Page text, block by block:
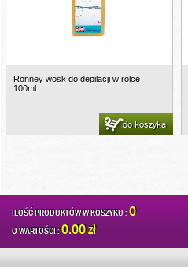
Ronney wosk do depilacji w rolce
100ml
do koszyka
ILOŚĆ PRODUKTÓW W KOSZYKU :0
O WARTOŚCI :0.00 zł